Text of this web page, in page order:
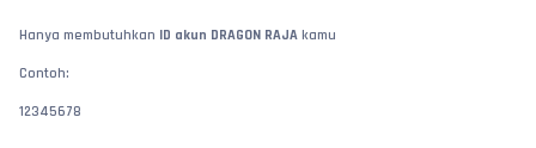
Hanya membutuhkan ID akun DRAGON RAJA kamu
Contoh:
12345678